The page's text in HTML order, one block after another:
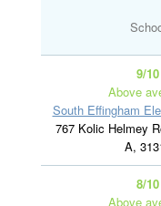
9/10
Above
South Effingham
767 Kolic Helmey
A,
8/10
Above